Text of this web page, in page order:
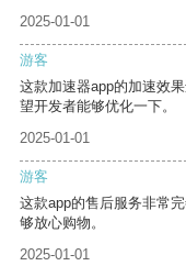
2025-01-01
游客
这款加速器app的加速效
望开发者能够优化一下。
2025-01-01
游客
这款app的售后服务非常
够放心购物。
2025-01-01